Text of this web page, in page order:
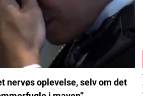
nervøs oplevelse, selv om det